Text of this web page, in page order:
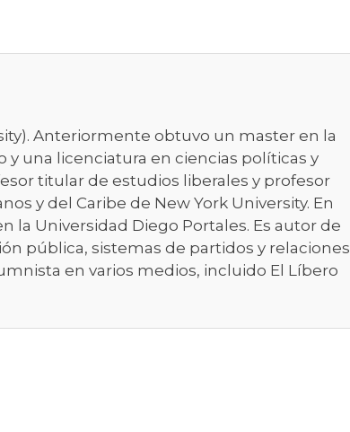
Anteriormente obtuvo un master en la
y una licenciatura en ciencias políticas y
titular de estudios liberales y profesor
y del Caribe de New York University. En
la Universidad Diego Portales. Es autor de
pública, sistemas de partidos y relaciones
en varios medios, incluido El Líbero